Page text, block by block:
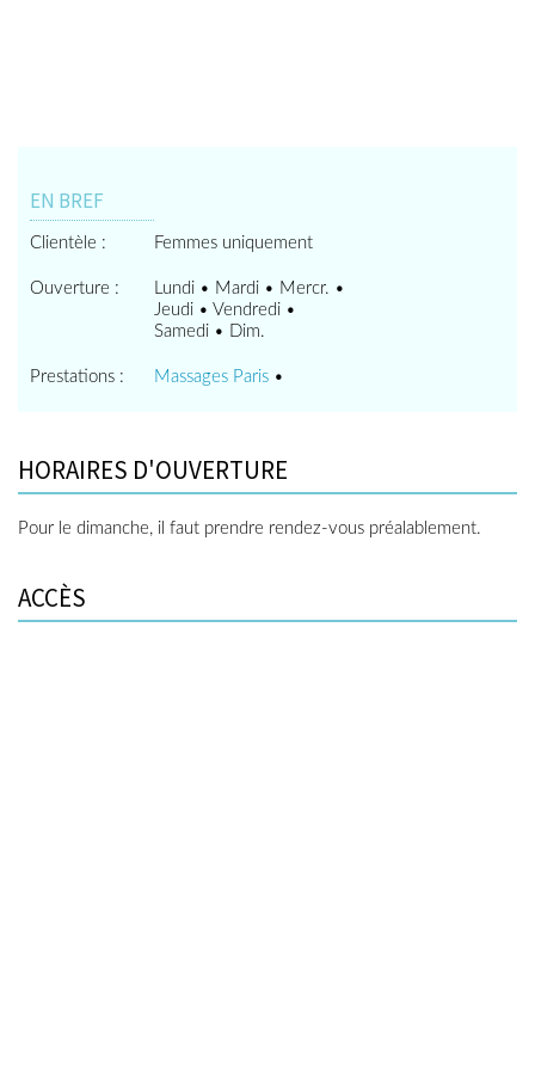
EN BREF
Clientèle : Femmes uniquement
Ouverture :
Lundi • Mardi • Mercr. •
Jeudi • Vendredi •
Samedi • Dim.
Prestations : Massages Paris •
HORAIRES D'OUVERTURE
Pour le dimanche, il faut prendre rendez-vous préalablement.
ACCÈS